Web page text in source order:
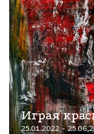
Играя
25.01.2022 -